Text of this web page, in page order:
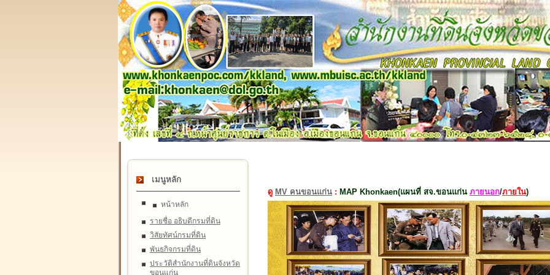
เมนูหลัก
หน้าหลัก
รายชื่อ อธิบดีกรมที่ดิน
วิสัยทัศน์กรมที่ดิน
พันธกิจกรมที่ดิน
ประวัติสำนักงานที่ดินจังหวัด
ขอนแก่น
ดู MV คนขอนแก่น : MAP Khonkaen(แผนที่ สจ.ขอนแก่น ภายนอก/ภายใน)